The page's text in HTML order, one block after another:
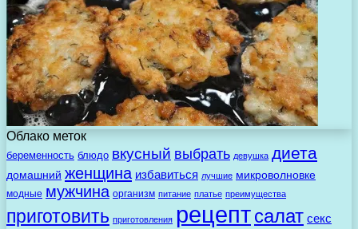
Облако меток
беременность блюдо вкусный выбрать девушка диета
домашний женщина избавиться лучшие микроволновке
модные мужчина организм питание платье преимущества
приготовить приготовления рецептсалат секс